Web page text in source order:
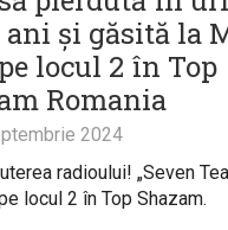
ani și găsită la
locul 2 în Top
Romania
2024
radioului! „Seven
locul 2 în Top Shazam.